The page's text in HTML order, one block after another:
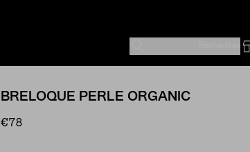
BRELOQUE PERLE ORGANIC
€78